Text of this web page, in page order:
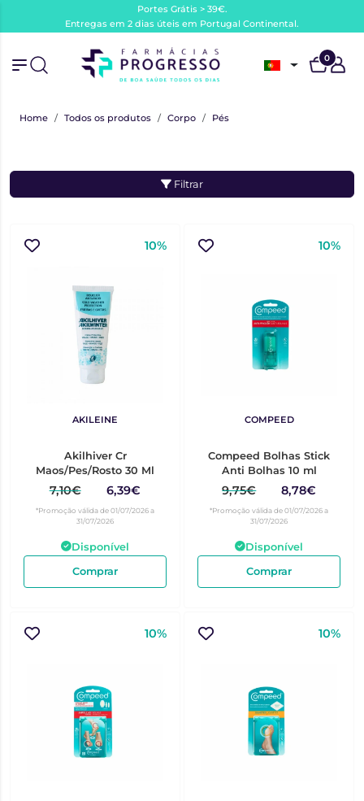
Portes Grátis > 39€.
Entregas em 2 dias úteis em Portugal Continental.
0
Home Todos os produtos Corpo Pés
Filtrar
10%
AKILEINE
Akilhiver Cr
Maos/Pes/Rosto 30 Ml
7,10€ 6,39€
*Promoção válida de 01/07/2026 a
31/07/2026
Disponível
Comprar
10%
COMPEED
Compeed Bolhas Stick
Anti Bolhas 10 ml
9,75€ 8,78€
*Promoção válida de 01/07/2026 a
31/07/2026
Disponível
Comprar
10% 10%